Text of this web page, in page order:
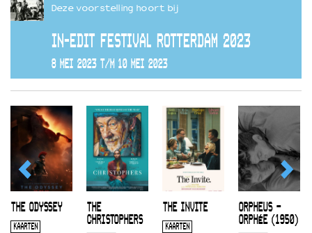
Deze voorstelling hoort bij
IN-EDIT FESTIVAL ROTTERDAM 2023
8 MEI 2023 T/M 10 MEI 2023
THE ODYSSEY
KAARTEN
THE
CHRISTOPHERS
THE INVITE
KAARTEN
ORPHEUS –
ORPHÉE (1950)